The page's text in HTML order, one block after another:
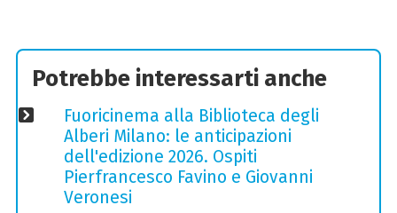
Potrebbe interessarti anche
Fuoricinema alla Biblioteca degli
Alberi Milano: le anticipazioni
dell'edizione 2026. Ospiti
Pierfrancesco Favino e Giovanni
Veronesi